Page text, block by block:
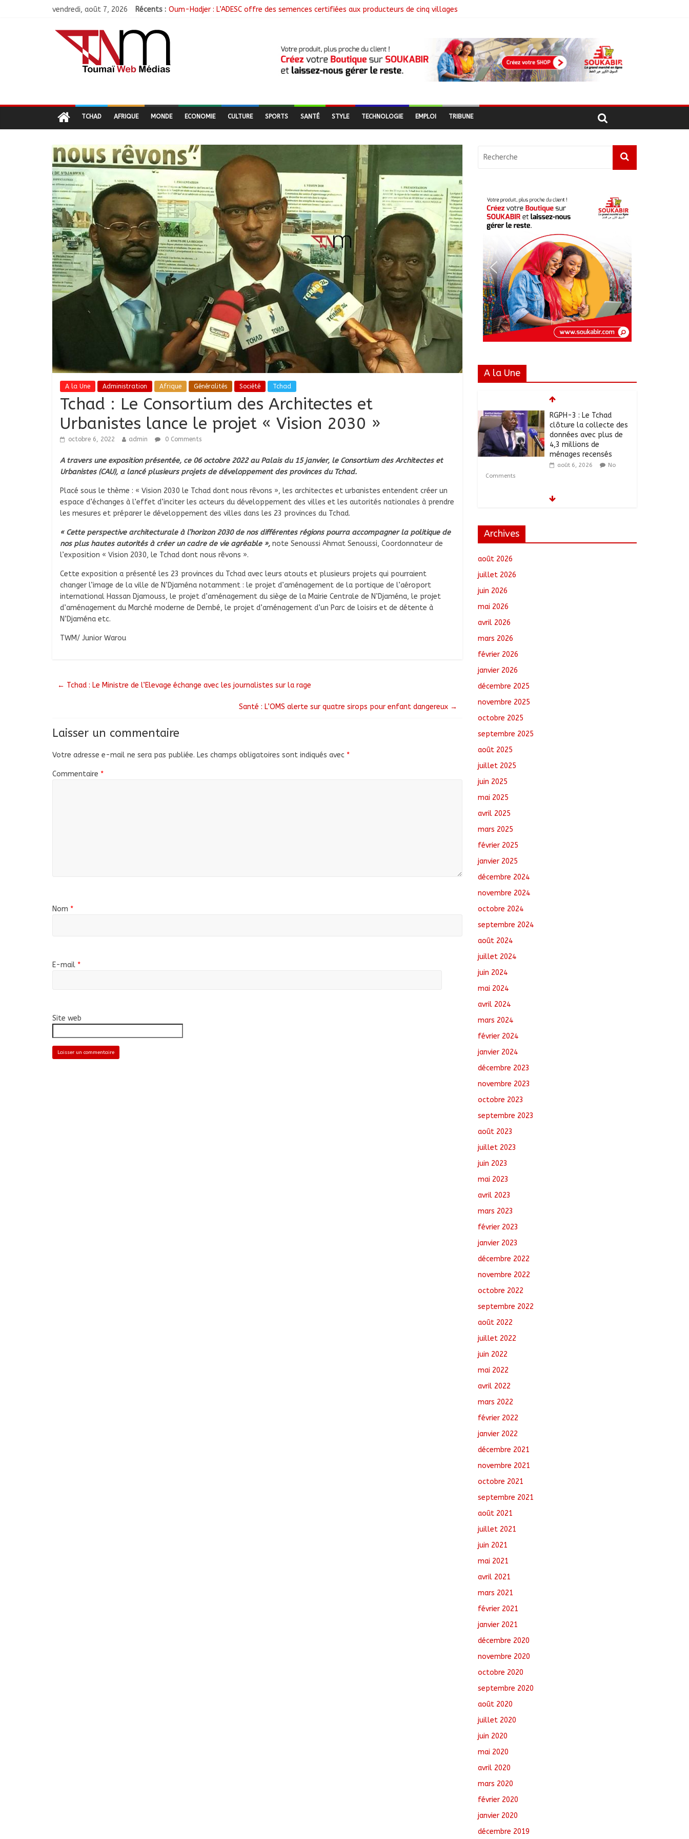
vendredi, août 7, 2026 Récents : Oum-Hadjer : L’ADESC offre des semences certifiées aux producteurs de cinq villages
Coopération aérienne : Air France salue les progrès du Tchad en matière de sûreté
Nigeria : 308 otages libérés lors d’une vaste opération de sauvetage
TCHAD AFRIQUE MONDE ECONOMIE CULTURE SPORTS SANTÉ STYLE TECHNOLOGIE EMPLOI TRIBUNE
A la Une Administration Afrique Généralités Société Tchad
Tchad : Le Consortium des Architectes et
Urbanistes lance le projet « Vision 2030 »
octobre 6, 2022 admin 0 Comments
A travers une exposition présentée, ce 06 octobre 2022 au Palais du 15 janvier, le Consortium des Architectes et
Urbanistes (CAU), a lancé plusieurs projets de développement des provinces du Tchad.
Placé sous le thème : « Vision 2030 le Tchad dont nous rêvons », les architectes et urbanistes entendent créer un
espace d’échanges à l’effet d’inciter les acteurs du développement des villes et les autorités nationales à prendre
les mesures et préparer le développement des villes dans les 23 provinces du Tchad.
« Cette perspective architecturale à l’horizon 2030 de nos différentes régions pourra accompagner la politique de
nos plus hautes autorités à créer un cadre de vie agréable », note Senoussi Ahmat Senoussi, Coordonnateur de
l’exposition « Vision 2030, le Tchad dont nous rêvons ».
Cette exposition a présenté les 23 provinces du Tchad avec leurs atouts et plusieurs projets qui pourraient
changer l’image de la ville de N’Djaména notamment : le projet d’aménagement de la portique de l’aéroport
international Hassan Djamouss, le projet d’aménagement du siège de la Mairie Centrale de N’Djaména, le projet
d’aménagement du Marché moderne de Dembé, le projet d’aménagement d’un Parc de loisirs et de détente à
N’Djaména etc.
TWM/ Junior Warou
← Tchad : Le Ministre de l’Elevage échange avec les journalistes sur la rage
Santé : L’OMS alerte sur quatre sirops pour enfant dangereux →
Laisser un commentaire
Votre adresse e-mail ne sera pas publiée. Les champs obligatoires sont indiqués avec *
Commentaire *
Nom *
E-mail *
Site web
A la Une
RGPH-3 : Le Tchad
clôture la collecte des
données avec plus de
4,3 millions de
ménages recensés
août 6, 2026
No
Comments
Tchad–Égypte : La
Comments
Archives
août 2026
juillet 2026
juin 2026
mai 2026
avril 2026
mars 2026
février 2026
janvier 2026
décembre 2025
novembre 2025
octobre 2025
septembre 2025
août 2025
juillet 2025
juin 2025
mai 2025
avril 2025
mars 2025
février 2025
janvier 2025
décembre 2024
novembre 2024
octobre 2024
septembre 2024
août 2024
juillet 2024
juin 2024
mai 2024
avril 2024
mars 2024
février 2024
janvier 2024
décembre 2023
novembre 2023
octobre 2023
septembre 2023
août 2023
juillet 2023
juin 2023
mai 2023
avril 2023
mars 2023
février 2023
janvier 2023
décembre 2022
novembre 2022
octobre 2022
septembre 2022
août 2022
juillet 2022
juin 2022
mai 2022
avril 2022
mars 2022
février 2022
janvier 2022
décembre 2021
novembre 2021
octobre 2021
septembre 2021
août 2021
juillet 2021
juin 2021
mai 2021
avril 2021
mars 2021
février 2021
janvier 2021
décembre 2020
novembre 2020
octobre 2020
septembre 2020
août 2020
juillet 2020
juin 2020
mai 2020
avril 2020
mars 2020
février 2020
janvier 2020
décembre 2019